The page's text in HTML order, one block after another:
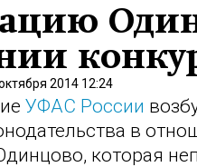
2014 12:24
УФАС России
в
которая